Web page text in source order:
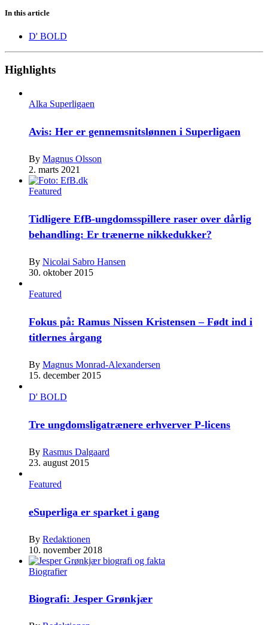
In this article
D' BOLD
Highlights
Alka Superligaen
Avis: Her er gennemsnitslønnen i Superligaen
By Magnus Olsson
2. marts 2021
Featured
Tidligere EfB-ungdomsspillere raser over dårlig
behandling: Er trænerne nikkedukker?
By Nicolai Sabro Hansen
30. oktober 2015
Featured
Fokus på: Ramus Nissen Kristensen – Født ind i
titlernes årgang
By Magnus Monrad-Alexandersen
15. december 2015
D' BOLD
Tre ungdomsligatrænere erhverver P-licens
By Rasmus Dalgaard
23. august 2015
Featured
eSuperliga er sparket i gang
By Redaktionen
10. november 2018
Biografier
Biografi: Jesper Grønkjær